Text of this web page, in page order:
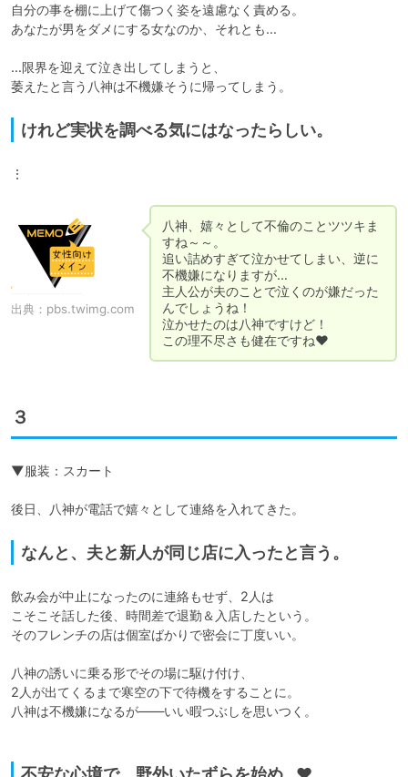
自分の事を棚に上げて傷つく姿を遠慮なく責める。
あなたが男をダメにする女なのか、それとも…
…限界を迎えて泣き出してしまうと、
けれど実状を調べる気にはなったらしい。
⋮
出典： pbs.twimg.com
八神、嬉々として不倫のことツツキま
すね～～。
追い詰めすぎて泣かせてしまい、逆に
不機嫌になりますが…
主人公が夫のことで泣くのが嫌だった
んでしょうね！
泣かせたのは八神ですけど！
この理不尽さも健在ですね♥
３
▼服装：スカート
なんと、夫と新人が同じ店に入ったと言う。
飲み会が中止になったのに連絡もせず、2人は
こそこそ話した後、時間差で退勤＆入店したという。
そのフレンチの店は個室ばかりで密会に丁度いい。
八神の誘いに乗る形でその場に駆け付け、
2人が出てくるまで寒空の下で待機をすることに。
八神は不機嫌になるが――いい暇つぶしを思いつく。